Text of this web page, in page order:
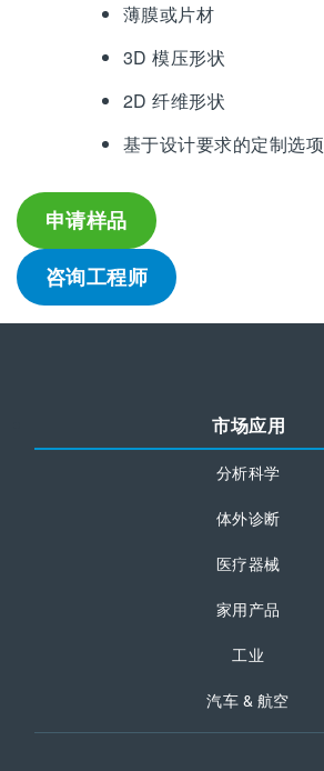
薄膜或片材
3D 模压形状
2D 纤维形状
基于设计要求的定制选项
申请样品
咨询工程师
市场应用
分析科学
体外诊断
医疗器械
家用产品
工业
汽车 & 航空